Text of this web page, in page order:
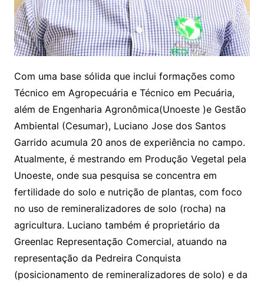
Com uma base sólida que inclui formações como
Técnico em Agropecuária e Técnico em Pecuária,
além de Engenharia Agronômica(Unoeste )e Gestão
Ambiental (Cesumar), Luciano Jose dos Santos
Garrido acumula 20 anos de experiência no campo.
Atualmente, é mestrando em Produção Vegetal pela
Unoeste, onde sua pesquisa se concentra em
fertilidade do solo e nutrição de plantas, com foco
no uso de remineralizadores de solo (rocha) na
agricultura. Luciano também é proprietário da
Greenlac Representação Comercial, atuando na
representação da Pedreira Conquista
(posicionamento de remineralizadores de solo) e da